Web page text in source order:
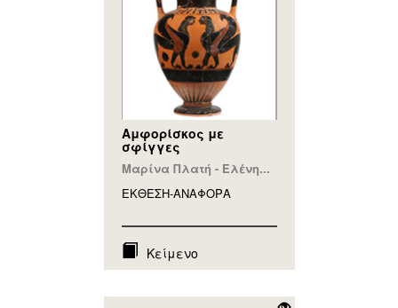
Αμφορίσκος με
σφίγγες
Μαρίνα Πλατή - Ελένη...
ΕΚΘΕΣΗ-ΑΝΑΦΟΡA
Κείμενο